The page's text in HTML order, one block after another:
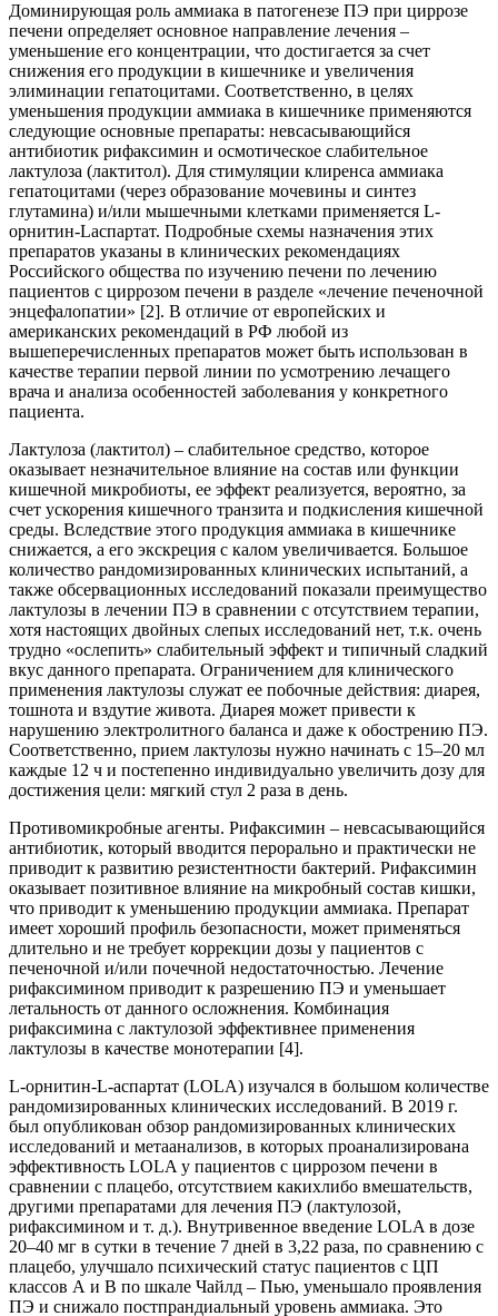
Доминирующая роль аммиака в патогенезе ПЭ при циррозе
печени определяет основное направление лечения –
уменьшение его концентрации, что достигается за счет
снижения его продукции в кишечнике и увеличения
элиминации гепатоцитами. Соответственно, в целях
уменьшения продукции аммиака в кишечнике применяются
следующие основные препараты: невсасывающийся
антибиотик рифаксимин и осмотическое слабительное
лактулоза (лактитол). Для стимуляции клиренса аммиака
гепатоцитами (через образование мочевины и синтез
глутамина) и/или мышечными клетками применяется L-
орнитин-Lаспартат. Подробные схемы назначения этих
препаратов указаны в клинических рекомендациях
Российского общества по изучению печени по лечению
пациентов с циррозом печени в разделе «лечение печеночной
энцефалопатии» [2]. В отличие от европейских и
американских рекомендаций в РФ любой из
вышеперечисленных препаратов может быть использован в
качестве терапии первой линии по усмотрению лечащего
врача и анализа особенностей заболевания у конкретного
пациента.
Лактулоза (лактитол) – слабительное средство, которое
оказывает незначительное влияние на состав или функции
кишечной микробиоты, ее эффект реализуется, вероятно, за
счет ускорения кишечного транзита и подкисления кишечной
среды. Вследствие этого продукция аммиака в кишечнике
снижается, а его экскреция с калом увеличивается. Большое
количество рандомизированных клинических испытаний, а
также обсервационных исследований показали преимущество
лактулозы в лечении ПЭ в сравнении с отсутствием терапии,
хотя настоящих двойных слепых исследований нет, т.к. очень
трудно «ослепить» слабительный эффект и типичный сладкий
вкус данного препарата. Ограничением для клинического
применения лактулозы служат ее побочные действия: диарея,
тошнота и вздутие живота. Диарея может привести к
нарушению электролитного баланса и даже к обострению ПЭ.
Соответственно, прием лактулозы нужно начинать с 15–20 мл
каждые 12 ч и постепенно индивидуально увеличить дозу для
достижения цели: мягкий стул 2 раза в день.
Противомикробные агенты. Рифаксимин – невсасывающийся
антибиотик, который вводится перорально и практически не
приводит к развитию резистентности бактерий. Рифаксимин
оказывает позитивное влияние на микробный состав кишки,
что приводит к уменьшению продукции аммиака. Препарат
имеет хороший профиль безопасности, может применяться
длительно и не требует коррекции дозы у пациентов с
печеночной и/или почечной недостаточностью. Лечение
рифаксимином приводит к разрешению ПЭ и уменьшает
летальность от данного осложнения. Комбинация
рифаксимина с лактулозой эффективнее применения
лактулозы в качестве монотерапии [4].
L-орнитин-L-аспартат (LOLA) изучался в большом количестве
рандомизированных клинических исследований. В 2019 г.
был опубликован обзор рандомизированных клинических
исследований и метаанализов, в которых проанализирована
эффективность LOLA у пациентов с циррозом печени в
сравнении с плацебо, отсутствием какихлибо вмешательств,
другими препаратами для лечения ПЭ (лактулозой,
рифаксимином и т. д.). Внутривенное введение LOLA в дозе
20–40 мг в сутки в течение 7 дней в 3,22 раза, по сравнению с
плацебо, улучшало психический статус пациентов с ЦП
классов А и В по шкале Чайлд – Пью, уменьшало проявления
ПЭ и снижало постпрандиальный уровень аммиака. Это